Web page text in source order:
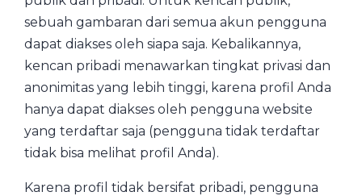
sebuah gambaran dari semua akun pengguna
dapat diakses oleh siapa saja. Kebalikannya,
kencan pribadi menawarkan tingkat privasi dan
anonimitas yang lebih tinggi, karena profil Anda
hanya dapat diakses oleh pengguna website
yang terdaftar saja (pengguna tidak terdaftar
tidak bisa melihat profil Anda).
Karena profil tidak bersifat pribadi, pengguna